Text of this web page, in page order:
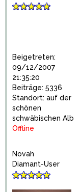
Beigetreten:
09/12/2007
21:35:20
Beiträge: 5336
Standort: auf der
schönen
schwäbischen Alb
Offline
Novah
Diamant-User